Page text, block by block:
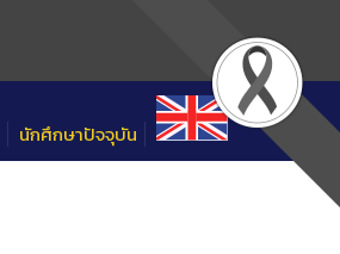
นักศึกษาปัจจุบัน